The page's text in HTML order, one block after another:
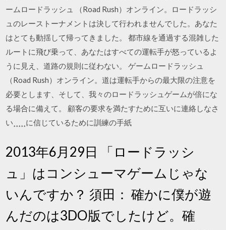
ームロードラッシュ （Road Rush）オンライン。ロードラッシ
ュのレーストーナメントは決して行われませんでした。あなた
はとても動揺して帰ってきました。 都市線を通過する混雑した
ルートに飛び乗って、あなたはすべての運転手が怒っているよ
うに見え、道路の規則に従わない。 ゲームロードラッシュ
（Road Rush）オンライン。道は運転手からの最大限の注意を
必要とします、そして、我々のロードラッシュゲームが倍にな
る場合に備えて。 顧客の要求を満たすために互いに連絡しなさ
い¸¸¸¸¸に信じているために訓練の手紙
2013年6月29日 「ロードラッシ
ュ」はコンシューマゲームじゃな
いんですか？ 須田： 確かに僕が遊
んだのは3DO版でしたけど。確